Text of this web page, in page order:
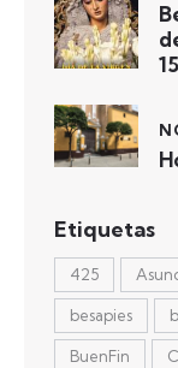
Etiquetas
425
besapies
BuenFin